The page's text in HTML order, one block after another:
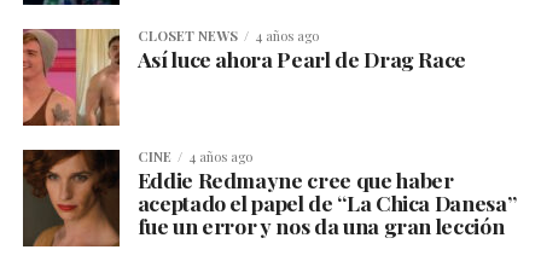
CLOSET NEWS 4 años ago
Así luce ahora Pearl de Drag Race
CINE 4 años ago
Eddie Redmayne cree que haber
aceptado el papel de “La Chica Danesa”
fue un error y nos da una gran lección